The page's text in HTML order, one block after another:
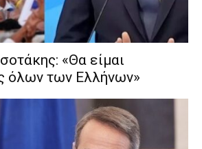
«Θα είμαι
όλων των Ελλήνων»